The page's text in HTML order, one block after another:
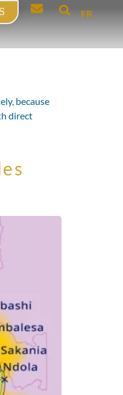
FR
because
direct